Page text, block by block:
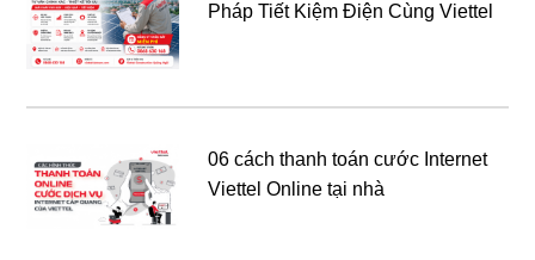
Pháp Tiết Kiệm Điện Cùng Viettel
06 cách thanh toán cước Internet
Viettel Online tại nhà